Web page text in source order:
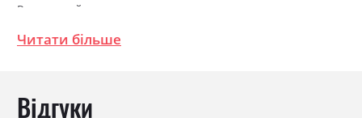
Розкладний
Ніша для білизни
Читати більше
Відгуки